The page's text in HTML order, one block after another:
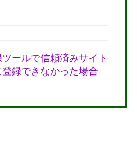
ツールで信頼済みサイト
録できなかった場合